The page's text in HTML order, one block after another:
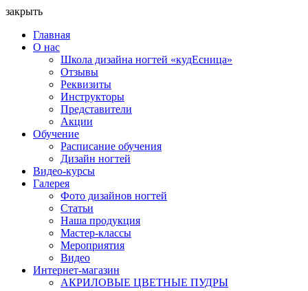
закрыть
Главная
О нас
Школа дизайна ногтей «кудЕсница»
Отзывы
Реквизиты
Инструкторы
Представители
Акции
Обучение
Расписание обучения
Дизайн ногтей
Видео-курсы
Галерея
Фото дизайнов ногтей
Статьи
Наша продукция
Мастер-классы
Мероприятия
Видео
Интернет-магазин
АКРИЛОВЫЕ ЦВЕТНЫЕ ПУДРЫ